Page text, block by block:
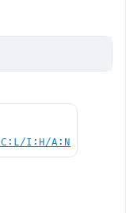
C:L/I:H/A:N